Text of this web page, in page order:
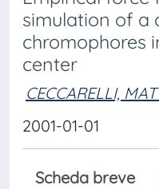
simulation of a
chromophores
center
CECCARELLI,
2001-01-01
Scheda breve